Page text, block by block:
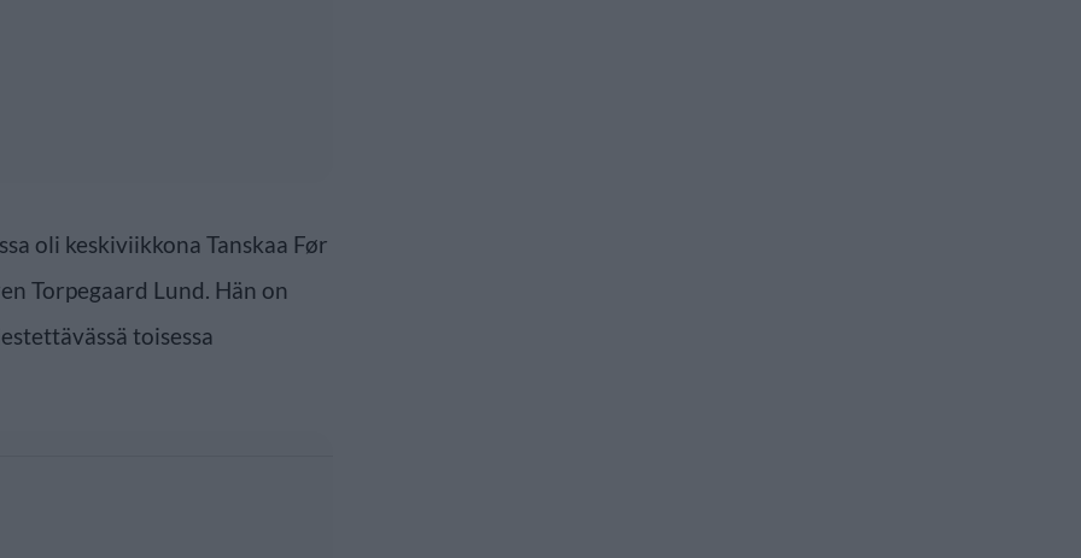
oli keskiviikkona Tanskaa Før
Torpegaard Lund. Hän on
toisessa